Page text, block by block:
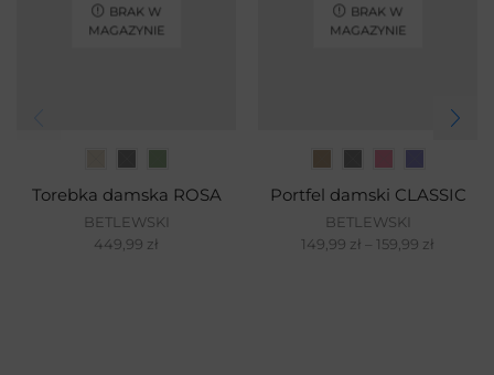
BRAK W
MAGAZYNIE
Torebka damska ROSA
BETLEWSKI
449,99 zł
BRAK W
MAGAZYNIE
Portfel damski CLASSIC
BETLEWSKI
149,99 zł – 159,99 zł